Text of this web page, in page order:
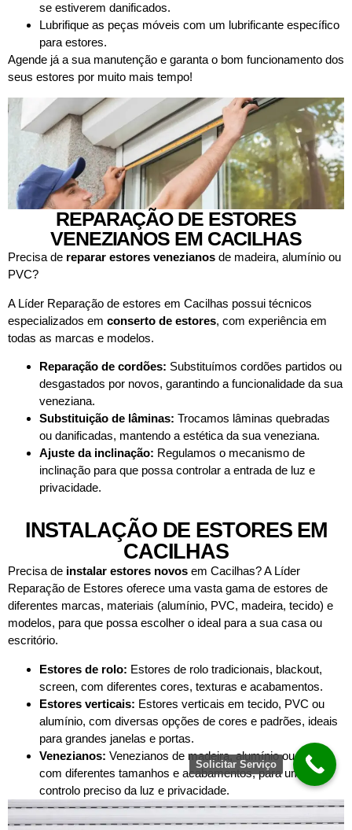
se estiverem danificados.
Lubrifique as peças móveis com um lubrificante específico
para estores.
Agende já a sua manutenção e garanta o bom funcionamento dos
seus estores por muito mais tempo!
REPARAÇÃO DE ESTORES
VENEZIANOS EM CACILHAS
Precisa de reparar estores venezianos de madeira, alumínio ou
PVC?
A Líder Reparação de estores em Cacilhas possui técnicos
especializados em conserto de estores, com experiência em
todas as marcas e modelos.
Reparação de cordões: Substituímos cordões partidos ou
desgastados por novos, garantindo a funcionalidade da sua
veneziana.
Substituição de lâminas: Trocamos lâminas quebradas
ou danificadas, mantendo a estética da sua veneziana.
Ajuste da inclinação: Regulamos o mecanismo de
inclinação para que possa controlar a entrada de luz e
privacidade.
INSTALAÇÃO DE ESTORES EM
CACILHAS
Precisa de instalar estores novos em Cacilhas? A Líder
Reparação de Estores oferece uma vasta gama de estores de
diferentes marcas, materiais (alumínio, PVC, madeira, tecido) e
modelos, para que possa escolher o ideal para a sua casa ou
escritório.
Estores de rolo: Estores de rolo tradicionais, blackout,
screen, com diferentes cores, texturas e acabamentos.
Estores verticais: Estores verticais em tecido, PVC ou
alumínio, com diversas opções de cores e padrões, ideais
para grandes janelas e portas.
Venezianos: Venezianos de madeira, alumínio ou PVC,
com diferentes tamanhos e acabamentos, para um
controlo preciso da luz e privacidade.
Solicitar Serviço